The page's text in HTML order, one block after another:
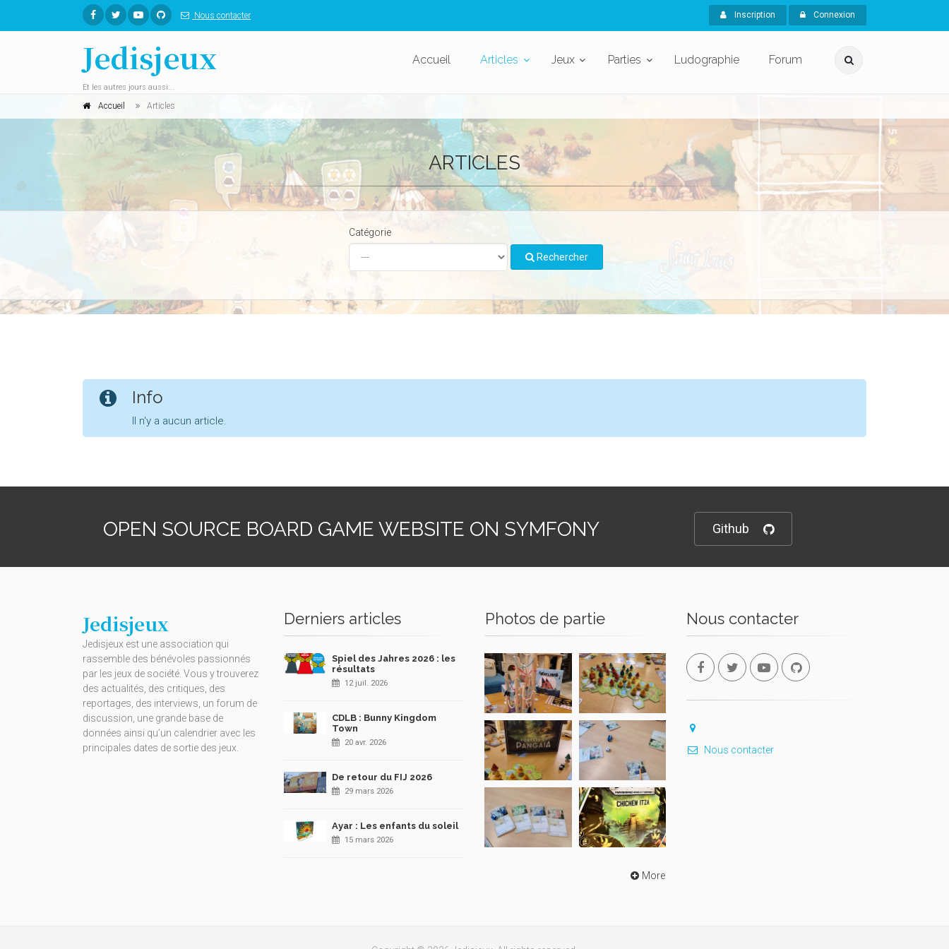
Nous contacter Inscription Connexion
Jedisjeux
Et les autres jours aussi...
Accueil Articles Jeux Parties Ludographie Forum
Accueil Articles
ARTICLES
Catégorie
Rechercher
Info
Il n'y a aucun article.
OPEN SOURCE BOARD GAME WEBSITE ON SYMFONY Github
Jedisjeux
Jedisjeux est une association qui
rassemble des bénévoles passionnés
par les jeux de société. Vous y trouverez
des actualités, des critiques, des
reportages, des interviews, un forum de
discussion, une grande base de
données ainsi qu’un calendrier avec les
principales dates de sortie des jeux.
Derniers articles
Spiel des Jahres 2026 : les
résultats
12 juil. 2026
CDLB : Bunny Kingdom
Town
20 avr. 2026
De retour du FIJ 2026
29 mars 2026
Ayar : Les enfants du soleil
15 mars 2026
Photos de partie
More
Nous contacter
Nous contacter